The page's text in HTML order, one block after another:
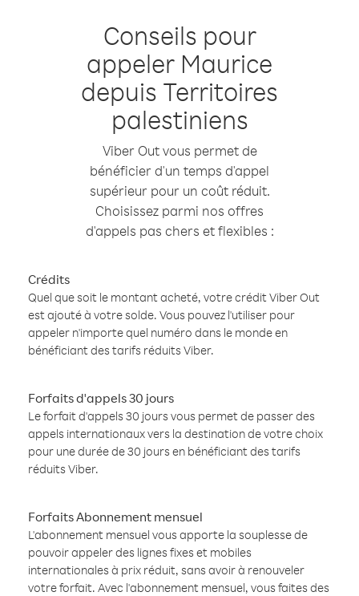
Conseils pour
appeler Maurice
depuis Territoires
palestiniens
Viber Out vous permet de
bénéficier d'un temps d'appel
supérieur pour un coût réduit.
Choisissez parmi nos offres
d'appels pas chers et flexibles :
Crédits
Quel que soit le montant acheté, votre crédit Viber Out
est ajouté à votre solde. Vous pouvez l'utiliser pour
appeler n'importe quel numéro dans le monde en
bénéficiant des tarifs réduits Viber.
Forfaits d'appels 30 jours
Le forfait d'appels 30 jours vous permet de passer des
appels internationaux vers la destination de votre choix
pour une durée de 30 jours en bénéficiant des tarifs
réduits Viber.
Forfaits Abonnement mensuel
L'abonnement mensuel vous apporte la souplesse de
pouvoir appeler des lignes fixes et mobiles
internationales à prix réduit, sans avoir à renouveler
votre forfait. Avec l'abonnement mensuel, vous faites des